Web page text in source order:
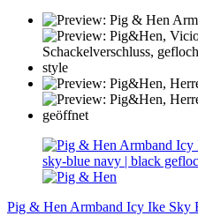
Pig & Hen Armband Icy Ike Sky